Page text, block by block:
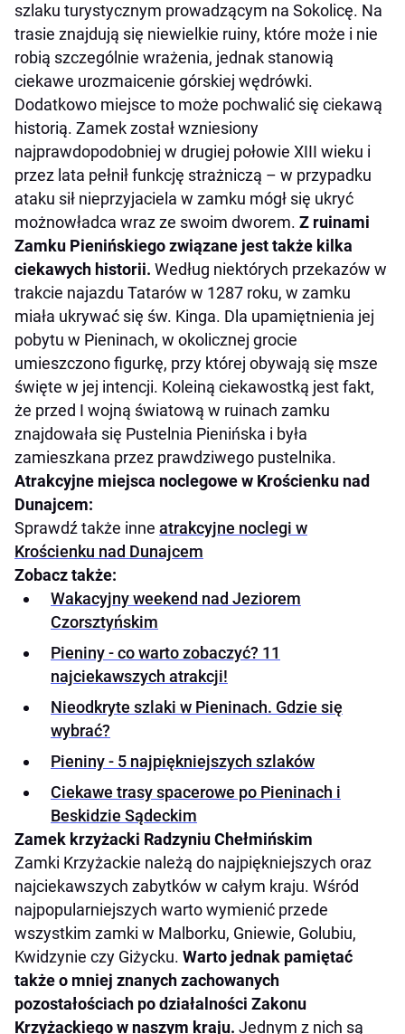
szlaku turystycznym prowadzącym na Sokolicę. Na
trasie znajdują się niewielkie ruiny, które może i nie
robią szczególnie wrażenia, jednak stanowią
ciekawe urozmaicenie górskiej wędrówki.
Dodatkowo miejsce to może pochwalić się ciekawą
historią. Zamek został wzniesiony
najprawdopodobniej w drugiej połowie XIII wieku i
przez lata pełnił funkcję strażniczą – w przypadku
ataku sił nieprzyjaciela w zamku mógł się ukryć
możnowładca wraz ze swoim dworem. Z ruinami
Zamku Pienińskiego związane jest także kilka
ciekawych historii. Według niektórych przekazów w
trakcie najazdu Tatarów w 1287 roku, w zamku
miała ukrywać się św. Kinga. Dla upamiętnienia jej
pobytu w Pieninach, w okolicznej grocie
umieszczono figurkę, przy której obywają się msze
święte w jej intencji. Koleiną ciekawostką jest fakt,
że przed I wojną światową w ruinach zamku
znajdowała się Pustelnia Pienińska i była
zamieszkana przez prawdziwego pustelnika.
Atrakcyjne miejsca noclegowe w Krościenku nad
Dunajcem:
Sprawdź także inne atrakcyjne noclegi w
Krościenku nad Dunajcem
Zobacz także:
Wakacyjny weekend nad Jeziorem
Czorsztyńskim
Pieniny - co warto zobaczyć? 11
najciekawszych atrakcji!
Nieodkryte szlaki w Pieninach. Gdzie się
wybrać?
Pieniny - 5 najpiękniejszych szlaków
Ciekawe trasy spacerowe po Pieninach i
Beskidzie Sądeckim
Zamek krzyżacki Radzyniu Chełmińskim
Zamki Krzyżackie należą do najpiękniejszych oraz
najciekawszych zabytków w całym kraju. Wśród
najpopularniejszych warto wymienić przede
wszystkim zamki w Malborku, Gniewie, Golubiu,
Kwidzynie czy Giżycku. Warto jednak pamiętać
także o mniej znanych zachowanych
pozostałościach po działalności Zakonu
Krzyżackiego w naszym kraju. Jednym z nich są